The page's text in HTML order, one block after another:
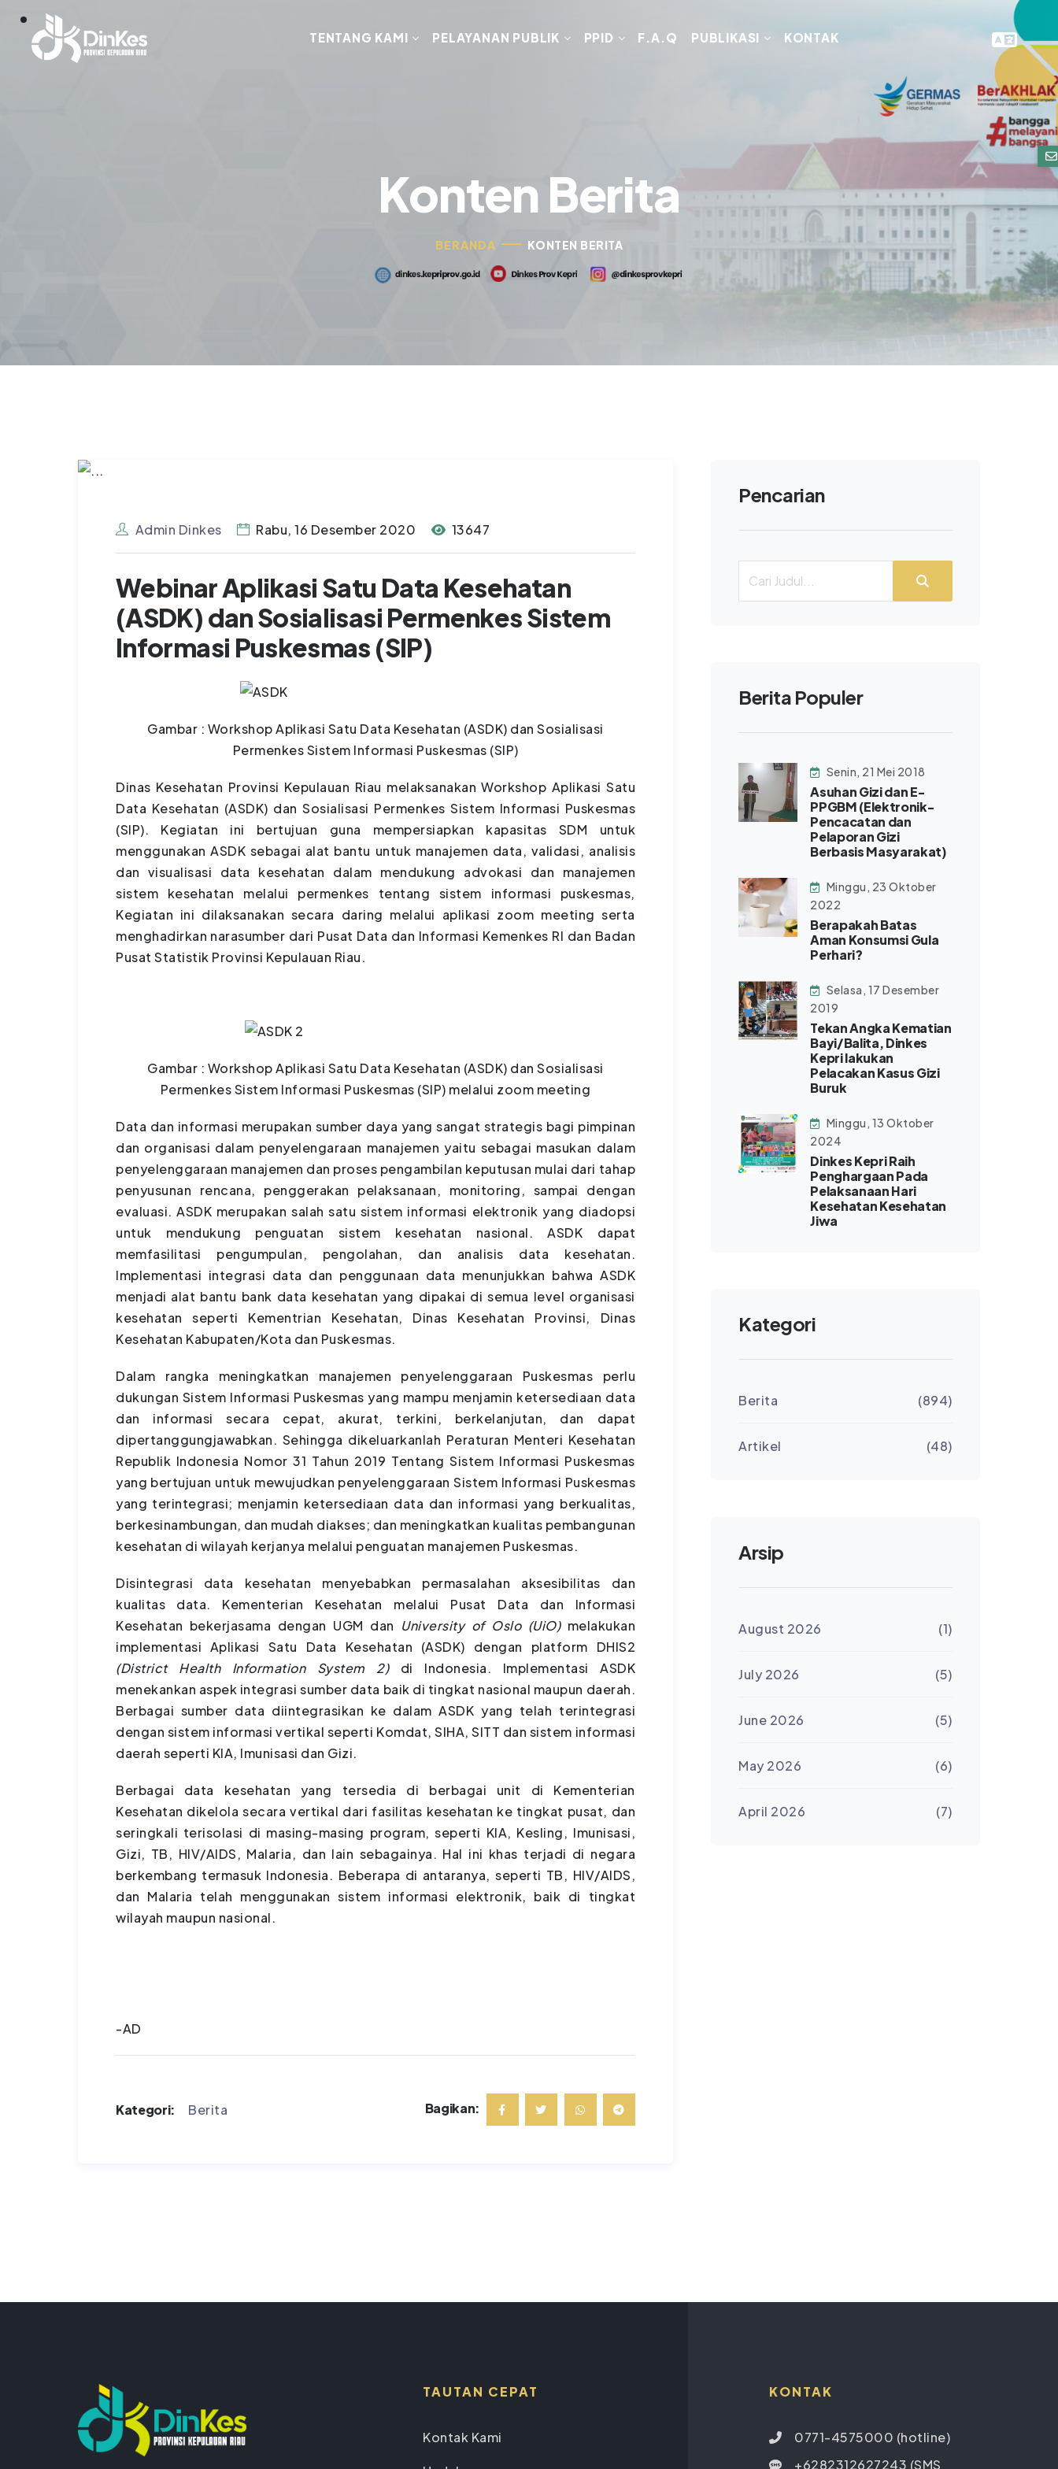
TENTANG KAMI PELAYANAN PUBLIK PPID F.A.Q PUBLIKASI KONTAK
Konten Berita
BERANDA KONTEN BERITA
Admin Dinkes Rabu, 16 Desember 2020 13647
Webinar Aplikasi Satu Data Kesehatan
(ASDK) dan Sosialisasi Permenkes Sistem
Informasi Puskesmas (SIP)
Gambar : Workshop Aplikasi Satu Data Kesehatan (ASDK) dan Sosialisasi
Permenkes Sistem Informasi Puskesmas (SIP)
Dinas Kesehatan Provinsi Kepulauan Riau melaksanakan Workshop Aplikasi Satu
Data Kesehatan (ASDK) dan Sosialisasi Permenkes Sistem Informasi Puskesmas
(SIP). Kegiatan ini bertujuan guna mempersiapkan kapasitas SDM untuk
menggunakan ASDK sebagai alat bantu untuk manajemen data, validasi, analisis
dan visualisasi data kesehatan dalam mendukung advokasi dan manajemen
sistem kesehatan melalui permenkes tentang sistem informasi puskesmas,
Kegiatan ini dilaksanakan secara daring melalui aplikasi zoom meeting serta
menghadirkan narasumber dari Pusat Data dan Informasi Kemenkes RI dan Badan
Pusat Statistik Provinsi Kepulauan Riau.
Gambar : Workshop Aplikasi Satu Data Kesehatan (ASDK) dan Sosialisasi
Permenkes Sistem Informasi Puskesmas (SIP) melalui zoom meeting
Data dan informasi merupakan sumber daya yang sangat strategis bagi pimpinan
dan organisasi dalam penyelengaraan manajemen yaitu sebagai masukan dalam
penyelenggaraan manajemen dan proses pengambilan keputusan mulai dari tahap
penyusunan rencana, penggerakan pelaksanaan, monitoring, sampai dengan
evaluasi. ASDK merupakan salah satu sistem informasi elektronik yang diadopsi
untuk mendukung penguatan sistem kesehatan nasional. ASDK dapat
memfasilitasi pengumpulan, pengolahan, dan analisis data kesehatan.
Implementasi integrasi data dan penggunaan data menunjukkan bahwa ASDK
menjadi alat bantu bank data kesehatan yang dipakai di semua level organisasi
kesehatan seperti Kementrian Kesehatan, Dinas Kesehatan Provinsi, Dinas
Kesehatan Kabupaten/Kota dan Puskesmas.
Dalam rangka meningkatkan manajemen penyelenggaraan Puskesmas perlu
dukungan Sistem Informasi Puskesmas yang mampu menjamin ketersediaan data
dan informasi secara cepat, akurat, terkini, berkelanjutan, dan dapat
dipertanggungjawabkan. Sehingga dikeluarkanlah Peraturan Menteri Kesehatan
Republik Indonesia Nomor 31 Tahun 2019 Tentang Sistem Informasi Puskesmas
yang bertujuan untuk mewujudkan penyelenggaraan Sistem Informasi Puskesmas
yang terintegrasi; menjamin ketersediaan data dan informasi yang berkualitas,
berkesinambungan, dan mudah diakses; dan meningkatkan kualitas pembangunan
kesehatan di wilayah kerjanya melalui penguatan manajemen Puskesmas.
Disintegrasi data kesehatan menyebabkan permasalahan aksesibilitas dan
kualitas data. Kementerian Kesehatan melalui Pusat Data dan Informasi
Kesehatan bekerjasama dengan UGM dan University of Oslo (UiO)melakukan
implementasi Aplikasi Satu Data Kesehatan (ASDK) dengan platform DHIS2
(District Health Information System 2)di Indonesia. Implementasi ASDK
menekankan aspek integrasi sumber data baik di tingkat nasional maupun daerah.
Berbagai sumber data diintegrasikan ke dalam ASDK yang telah terintegrasi
dengan sistem informasi vertikal seperti Komdat, SIHA, SITT dan sistem informasi
daerah seperti KIA, Imunisasi dan Gizi.
Berbagai data kesehatan yang tersedia di berbagai unit di Kementerian
Kesehatan dikelola secara vertikal dari fasilitas kesehatan ke tingkat pusat, dan
seringkali terisolasi di masing-masing program, seperti KIA, Kesling, Imunisasi,
Gizi, TB, HIV/AIDS, Malaria, dan lain sebagainya. Hal ini khas terjadi di negara
berkembang termasuk Indonesia. Beberapa di antaranya, seperti TB, HIV/AIDS,
dan Malaria telah menggunakan sistem informasi elektronik, baik di tingkat
wilayah maupun nasional.
-AD
Kategori: Berita Bagikan:
Pencarian
Berita Populer
Senin, 21 Mei 2018
Asuhan Gizi dan E-
PPGBM (Elektronik-
Pencacatan dan
Pelaporan Gizi
Berbasis Masyarakat)
Minggu, 23 Oktober
2022
Berapakah Batas
Aman Konsumsi Gula
Perhari?
Selasa, 17 Desember
2019
Tekan Angka Kematian
Bayi/Balita, Dinkes
Kepri lakukan
Pelacakan Kasus Gizi
Buruk
Minggu, 13 Oktober
2024
Dinkes Kepri Raih
Penghargaan Pada
Pelaksanaan Hari
Kesehatan Kesehatan
Jiwa
Kategori
Berita (894)
Artikel (48)
Arsip
August 2026 (1)
July 2026 (5)
June 2026 (5)
May 2026 (6)
April 2026 (7)
TAUTAN CEPAT
Kontak Kami
KONTAK
0771-4575000 (hotline)
+6282312627243 (SMS